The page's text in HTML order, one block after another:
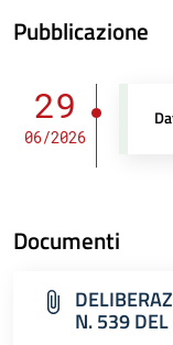
Pubblicazione
29
06/2026
Documenti
N. 539